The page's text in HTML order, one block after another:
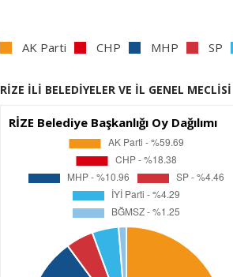
AK Parti CHP MHP SP
RİZE İLİ BELEDİYELER VE İL GENEL
RİZE Belediye Başkanlığı Oy Dağılımı